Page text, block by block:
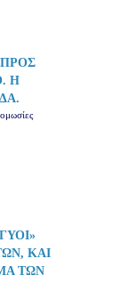
Η
ΚΑΙ
ΤΩΝ